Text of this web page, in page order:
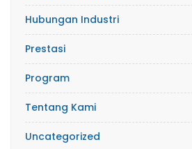
Hubungan Industri
Prestasi
Program
Tentang Kami
Uncategorized